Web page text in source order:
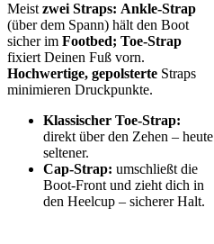
Meist zwei Straps: Ankle-Strap
(über dem Spann) hält den Boot
sicher im Footbed; Toe-Strap
fixiert Deinen Fuß vorn.
Hochwertige, gepolsterte Straps
minimieren Druckpunkte.
Klassischer Toe-Strap:
direkt über den Zehen – heute
seltener.
Cap-Strap: umschließt die
Boot-Front und zieht dich in
den Heelcup – sicherer Halt.